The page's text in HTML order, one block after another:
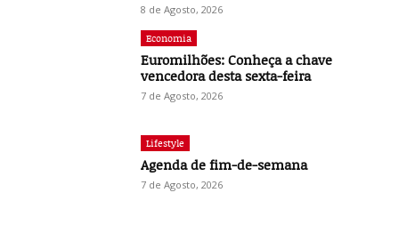
8 de Agosto, 2026
Economia
Euromilhões: Conheça a chave
vencedora desta sexta-feira
7 de Agosto, 2026
Lifestyle
Agenda de fim-de-semana
7 de Agosto, 2026